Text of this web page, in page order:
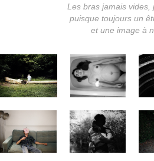
Les bras jamais vides,
puisque toujours un
et une image à